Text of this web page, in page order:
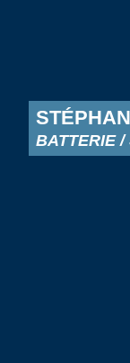
BATTERIE /